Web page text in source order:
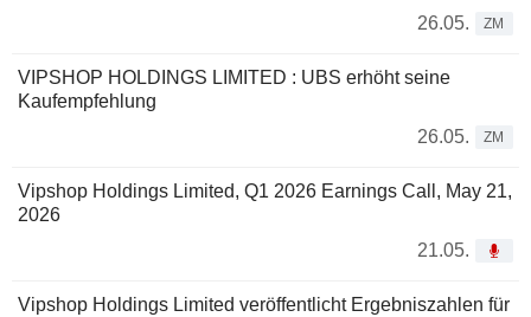
26.05.
ZM
VIPSHOP HOLDINGS LIMITED : UBS erhöht seine
Kaufempfehlung
26.05.
ZM
Vipshop Holdings Limited, Q1 2026 Earnings Call, May 21,
2026
21.05.
Vipshop Holdings Limited veröffentlicht Ergebniszahlen für